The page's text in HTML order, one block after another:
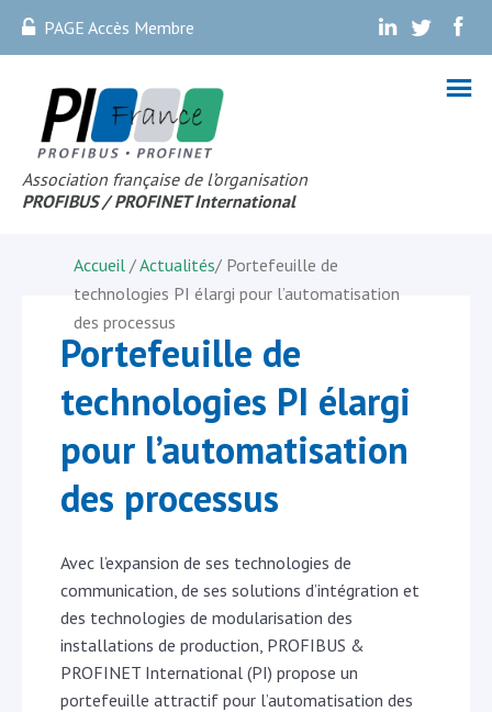
PAGE Accès Membre . . .
Association française de l’organisation
PROFIBUS / PROFINET International
Accueil /Actualités/ Portefeuille de
technologies PI élargi pour l’automatisation
des processus
Portefeuille de
technologies PI élargi
pour l’automatisation
des processus
Avec l’expansion de ses technologies de
communication, de ses solutions d’intégration et
des technologies de modularisation des
installations de production, PROFIBUS &
PROFINET International (PI) propose un
portefeuille attractif pour l’automatisation des